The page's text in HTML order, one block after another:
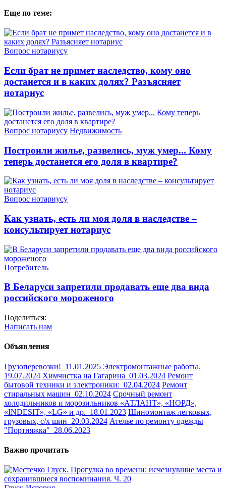
Еще по теме:
Вопрос нотариусу
Если брат не примет наследство, кому оно
достанется и в каких долях? Разъясняет
нотариус
Вопрос нотариусу Недвижимость
Построили жилье, развелись, муж умер... Кому
теперь достанется его доля в квартире?
Вопрос нотариусу
Как узнать, есть ли моя доля в наследстве –
консультирует нотариус
Потребитель
В Беларуси запретили продавать еще два вида
российского мороженого
Поделиться:
Написать нам
Объявления
Грузоперевозки! 11.01.2025 Электромонтажные работы.
19.07.2024 Химчистка на Гагарина 01.03.2024 Ремонт
бытовой техники и электроники: 02.04.2024 Ремонт
стиральных машин 02.10.2024 Срочный ремонт
холодильников и морозильников «АТЛАНТ», «НОРД»,
«INDESIT», «LG» и др. 18.01.2023 Шиномонтаж легковых,
грузовых, с/х шин 20.03.2024 Ателье по ремонту одежды
"Портняжка" 28.06.2023
Важно прочитать